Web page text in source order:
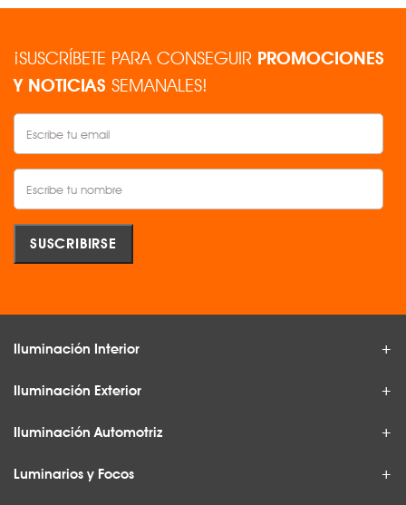
¡SUSCRÍBETE PARA CONSEGUIR PROMOCIONES
Y NOTICIAS SEMANALES!
Iluminación Interior
Iluminación Exterior
Iluminación Automotriz
Luminarios y Focos